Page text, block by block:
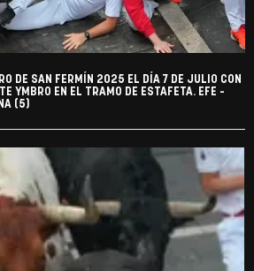
DE SAN FERMÍN 2025 EL DÍA 7 DE JULIO CON
YMBRO EN EL TRAMO DE ESTAFETA. EFE -
(5)